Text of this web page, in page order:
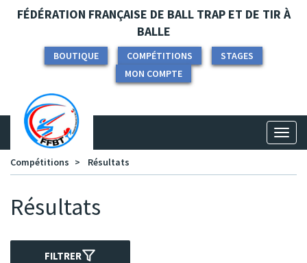
Panneau de gestion des cookies
FÉDÉRATION FRANÇAISE DE BALL TRAP ET DE TIR À
BALLE
BOUTIQUE COMPÉTITIONS
STAGES
MON COMPTE
Compétitions
Résultats
Résultats
FILTRER